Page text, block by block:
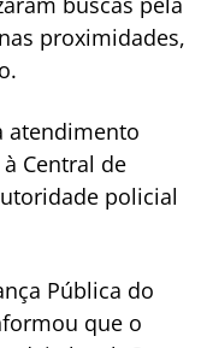
proximidades,
atendimento
Central de
policial
Pública do
que o